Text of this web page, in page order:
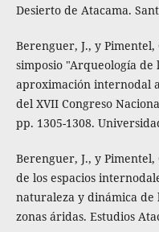
Desierto de Atacama.
Berenguer, J., y Pimentel,
simposio "Arqueología de
aproximación internodal
del XVII Congreso
pp. 1305-1308.
Berenguer, J., y
de los espacios
naturaleza y dinámica de
zonas áridas. Estudios